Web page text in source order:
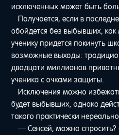
исключенных может быть
Получается, если в
обойдется без выбывших,
ученику придется покинуть
возможные выходы:
двадцати миллионов
ученика с очками защиты.
Исключения можно
будет выбывших, однако
такого практически
— Сенсей, можно